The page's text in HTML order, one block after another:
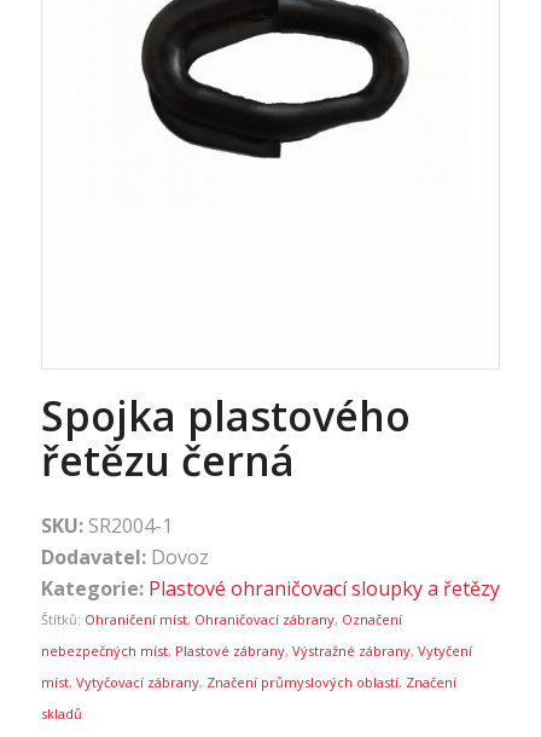
Spojka plastového
řetězu černá
SKU: SR2004-1
Dodavatel: Dovoz
Kategorie: Plastové ohraničovací sloupky a řetězy
Štítků: Ohraničení míst, Ohraničovací zábrany, Označení
nebezpečných míst, Plastové zábrany, Výstražné zábrany, Vytyčení
míst, Vytyčovací zábrany, Značení průmyslových oblastí, Značení
skladů